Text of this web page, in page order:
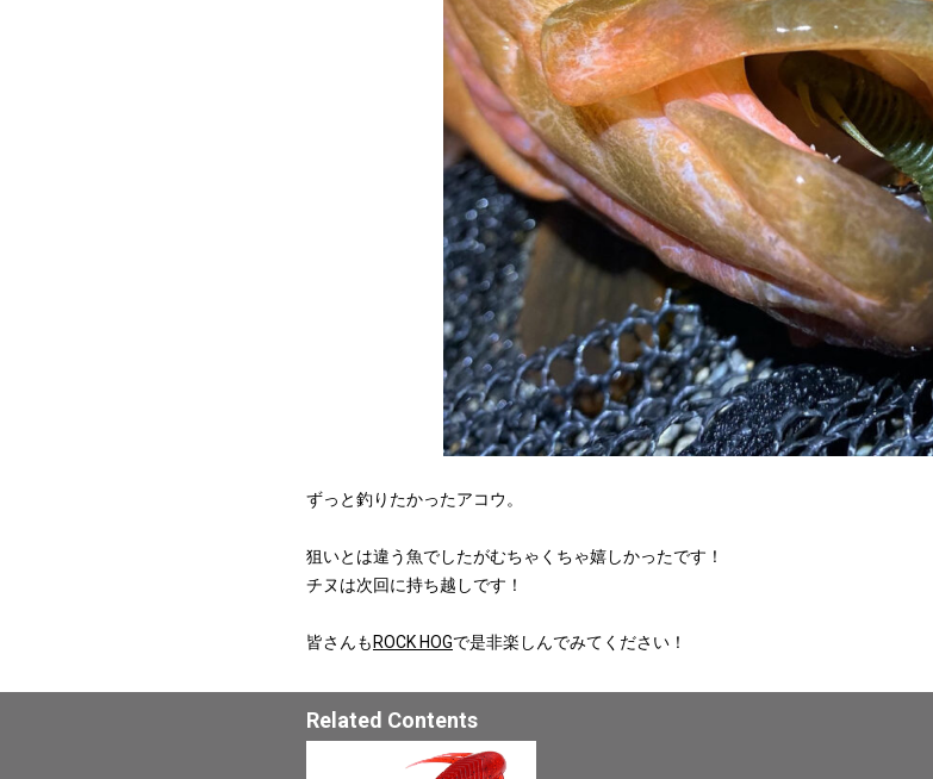
ずっと釣りたかったアコウ。
狙いとは違う魚でしたがむちゃくちゃ嬉しかったです！
チヌは次回に持ち越しです！
皆さんも ROCK HOGで是非楽しんでみてください！
Related Contents